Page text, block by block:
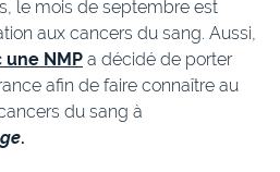
le mois de septembre est
aux cancers du sang. Aussi,
une NMP a décidé de porter
afin de faire connaître au
du sang à
.